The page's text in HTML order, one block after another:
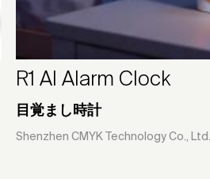
R1 AI Alarm Clock
目覚まし時計
Shenzhen CMYK Technology Co., Ltd.